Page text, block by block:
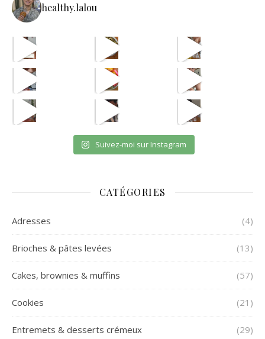
healthy.lalou
avec les astuces de @aist
OUI JE SAIS CPAS UNE VRA
Suivez-moi sur Instagram
CATÉGORIES
Adresses (4)
Brioches & pâtes levées (13)
Cakes, brownies & muffins (57)
Cookies (21)
Entremets & desserts crémeux (29)